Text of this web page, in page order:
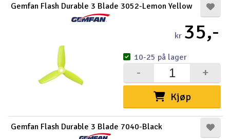
Gemfan Flash Durable 3 Blade 3052-Lemon Yellow
kr 35,-
Kjøp
+
-
10-25 på lager
Gemfan Flash Durable 3 Blade 7040-Black